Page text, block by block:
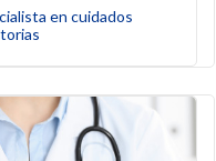
en cuidados